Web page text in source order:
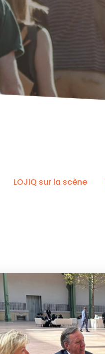
LOJIQ sur la scène